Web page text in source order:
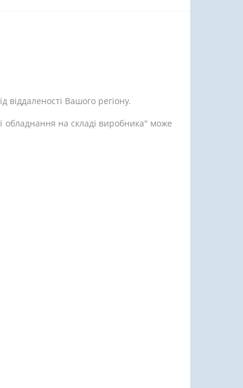
віддаленості Вашого регіону.
обладнання на складі виробника" може